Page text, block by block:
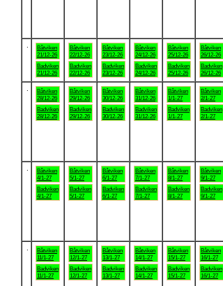
Båtviken
21/12-26
Badviken
21/12-26
Båtviken
22/12-26
Badviken
22/12-26
Båtviken
23/12-26
Badviken
23/12-26
Båtviken
24/12-26
Badviken
24/12-26
Båtviken
25/12-26
Badviken
25/12-26
Båtviken
26/12-26
Badviken
26/12-26
Båtviken
28/12-26
Badviken
28/12-26
Båtviken
29/12-26
Badviken
29/12-26
Båtviken
30/12-26
Badviken
30/12-26
Båtviken
31/12-26
Badviken
31/12-26
Båtviken
1/1-27
Badviken
1/1-27
Båtviken
2/1-27
Badviken
2/1-27
Båtviken
4/1-27
Badviken
4/1-27
Båtviken
5/1-27
Badviken
5/1-27
Båtviken
6/1-27
Badviken
6/1-27
Båtviken
7/1-27
Badviken
7/1-27
Båtviken
8/1-27
Badviken
8/1-27
Båtviken
9/1-27
Badviken
9/1-27
Båtviken
11/1-27
Badviken
11/1-27
Båtviken
12/1-27
Badviken
12/1-27
Båtviken
13/1-27
Badviken
13/1-27
Båtviken
14/1-27
Badviken
14/1-27
Båtviken
15/1-27
Badviken
15/1-27
Båtviken
16/1-27
Badviken
16/1-27